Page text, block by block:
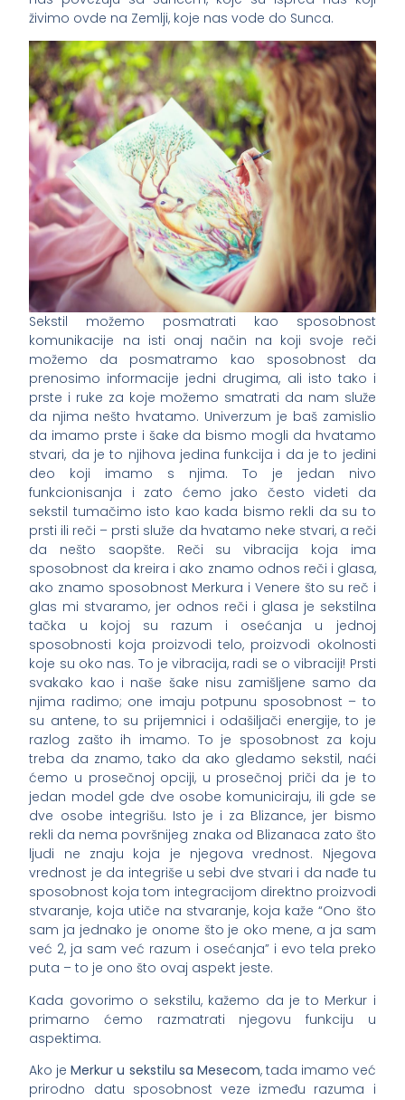
živimo ovde na Zemlji, koje nas vode do Sunca.
Sekstil možemo posmatrati kao sposobnost
komunikacije na isti onaj način na koji svoje reči
možemo da posmatramo kao sposobnost da
prenosimo informacije jedni drugima, ali isto tako i
prste i ruke za koje možemo smatrati da nam služe
da njima nešto hvatamo. Univerzum je baš zamislio
da imamo prste i šake da bismo mogli da hvatamo
stvari, da je to njihova jedina funkcija i da je to jedini
deo koji imamo s njima. To je jedan nivo
funkcionisanja i zato ćemo jako često videti da
sekstil tumačimo isto kao kada bismo rekli da su to
prsti ili reči – prsti služe da hvatamo neke stvari, a reči
da nešto saopšte. Reči su vibracija koja ima
sposobnost da kreira i ako znamo odnos reči i glasa,
ako znamo sposobnost Merkura i Venere što su reč i
glas mi stvaramo, jer odnos reči i glasa je sekstilna
tačka u kojoj su razum i osećanja u jednoj
sposobnosti koja proizvodi telo, proizvodi okolnosti
koje su oko nas. To je vibracija, radi se o vibraciji! Prsti
svakako kao i naše šake nisu zamišljene samo da
njima radimo; one imaju potpunu sposobnost – to
su antene, to su prijemnici i odašiljači energije, to je
razlog zašto ih imamo. To je sposobnost za koju
treba da znamo, tako da ako gledamo sekstil, naći
ćemo u prosečnoj opciji, u prosečnoj priči da je to
jedan model gde dve osobe komuniciraju, ili gde se
dve osobe integrišu. Isto je i za Blizance, jer bismo
rekli da nema površnijeg znaka od Blizanaca zato što
ljudi ne znaju koja je njegova vrednost. Njegova
vrednost je da integriše u sebi dve stvari i da nađe tu
sposobnost koja tom integracijom direktno proizvodi
stvaranje, koja utiče na stvaranje, koja kaže “Ono što
sam ja jednako je onome što je oko mene, a ja sam
već 2, ja sam već razum i osećanja” i evo tela preko
puta – to je ono što ovaj aspekt jeste.
Kada govorimo o sekstilu, kažemo da je to Merkur i
primarno ćemo razmatrati njegovu funkciju u
aspektima.
Ako jeMerkur u sekstilu sa Mesecom, tada imamo već
prirodno datu sposobnost veze između razuma i